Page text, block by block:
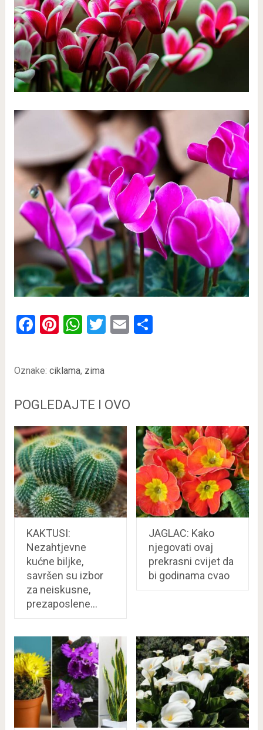
Facebook
Pinterest
WhatsApp
Twitter
EmailShare
Oznake: ciklama, zima
POGLEDAJTE I OVO
KAKTUSI:
Nezahtjevne
kućne biljke,
savršen su izbor
za neiskusne,
prezaposlene…
JAGLAC: Kako
njegovati ovaj
prekrasni cvijet da
bi godinama cvao